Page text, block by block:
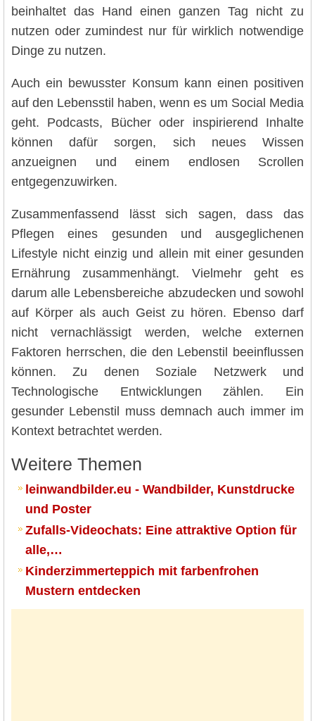
beinhaltet das Hand einen ganzen Tag nicht zu
nutzen oder zumindest nur für wirklich notwendige
Dinge zu nutzen.
Auch ein bewusster Konsum kann einen positiven
auf den Lebensstil haben, wenn es um Social Media
geht. Podcasts, Bücher oder inspirierend Inhalte
können dafür sorgen, sich neues Wissen
anzueignen und einem endlosen Scrollen
entgegenzuwirken.
Zusammenfassend lässt sich sagen, dass das
Pflegen eines gesunden und ausgeglichenen
Lifestyle nicht einzig und allein mit einer gesunden
Ernährung zusammenhängt. Vielmehr geht es
darum alle Lebensbereiche abzudecken und sowohl
auf Körper als auch Geist zu hören. Ebenso darf
nicht vernachlässigt werden, welche externen
Faktoren herrschen, die den Lebenstil beeinflussen
können. Zu denen Soziale Netzwerk und
Technologische Entwicklungen zählen. Ein
gesunder Lebenstil muss demnach auch immer im
Kontext betrachtet werden.
Weitere Themen
leinwandbilder.eu - Wandbilder, Kunstdrucke
und Poster
Zufalls-Videochats: Eine attraktive Option für
alle,…
Kinderzimmerteppich mit farbenfrohen
Mustern entdecken